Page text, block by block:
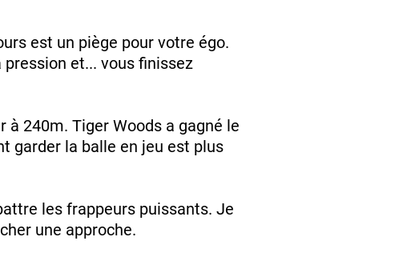
est un piège pour votre égo.
et... vous finissez
à 240m. Tiger Woods a gagné le
garder la balle en jeu est plus
les frappeurs puissants. Je
une approche.